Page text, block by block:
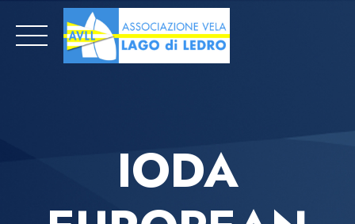
content
IODA